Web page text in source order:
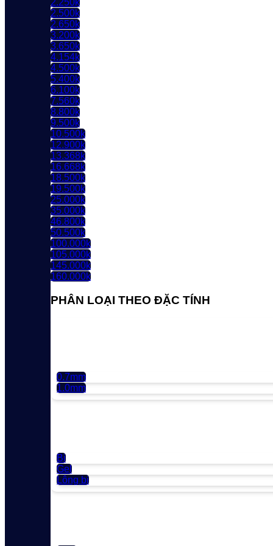
2.500k
2.650k
3.200k
3.650k
4.154k
4.500k
5.400k
6.100k
7.560k
8.800k
9.500k
10.500k
12.900k
13.368k
16.668k
18.500k
19.500k
25.000k
35.000k
46.800k
50.500k
100.000k
105.000k
145.000k
160.000k
PHÂN LOẠI THEO ĐẶC TÍNH
0.7mm
1.0mm
Bi
Gel
Lông bi